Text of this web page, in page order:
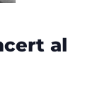
al